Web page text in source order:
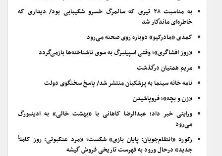
به مناسبت ۲۸ تیری که سالمرگ خسرو شکیبایی بود/ دیداری که
خاطره‌ای ماندگار شد
کمدی «مادرکیو» دوباره روی صحنه می‌رود
«روز افشاگری»؛ وقتی اسپیلبرگ به سوی ناشناخته‌ها بازمی‌گردد
مریم همتیان درگذشت
نامه خانه سینما به پزشکیان منتشر شد/ پاسخ سخنگوی دولت
«زن و بچه»؛ فروپاشیدن
ورایتی خبر داد؛ عبدالرضا کاهانی با «بهشت خالی» به ادینبورگ
می‌رود
رکورد «انتقام‌جویان: پایان بازی» شکست؛ «مرد عنکبوتی: روز کاملاً
جدید» درحال ورود به فهرست تاریخی فروش گیشه